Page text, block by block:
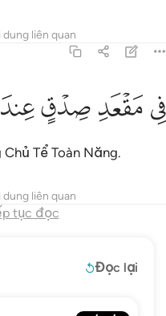
dung liên quan
في مقعد صدق عند مليك مقتدر ٥٥
فِى مَقْعَدِ صِدْقٍ عِندَ مَلِيكٍۢ
ﱠﱡﱢﱣ
Tể Toàn Năng.
dung liên quan
tục đọc
Đọc lại